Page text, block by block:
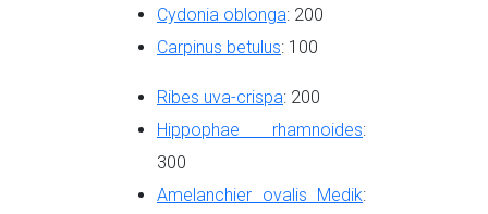
Cydonia oblonga: 200
Carpinus betulus: 100
Ribes uva-crispa: 200
Hippophae rhamnoides:
300
Amelanchier ovalis Medik: